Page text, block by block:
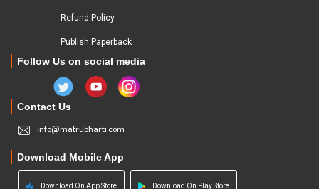
Refund Policy
Publish Paperback
Follow Us on social media
Contact Us
info@matrubharti.com
Download Mobile App
Download On App Store Download On Play Store